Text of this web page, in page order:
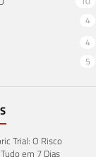
4
4
5
Trial: O Risco
em 7 Dias